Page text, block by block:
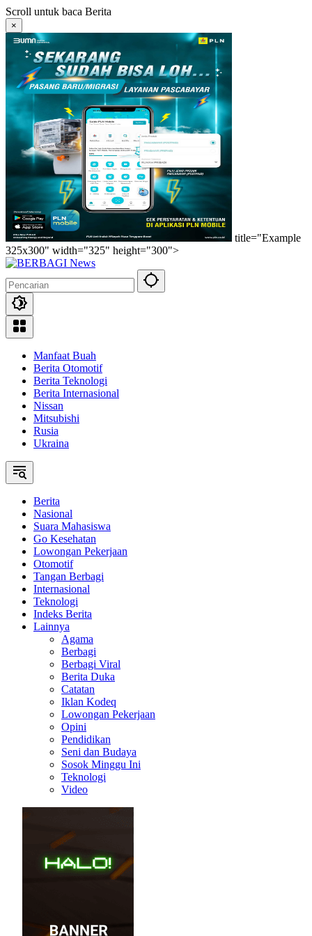
Langsung
ke
konten
Scroll untuk baca Berita
×
title="Example
325x300" width="325" height="300">
Manfaat Buah
Berita Otomotif
Berita Teknologi
Berita Internasional
Nissan
Mitsubishi
Rusia
Ukraina
Berita
Nasional
Suara Mahasiswa
Go Kesehatan
Lowongan Pekerjaan
Otomotif
Tangan Berbagi
Internasional
Teknologi
Indeks Berita
Lainnya
Agama
Berbagi
Berbagi Viral
Berita Duka
Catatan
Iklan Kodeq
Lowongan Pekerjaan
Opini
Pendidikan
Seni dan Budaya
Sosok Minggu Ini
Teknologi
Video